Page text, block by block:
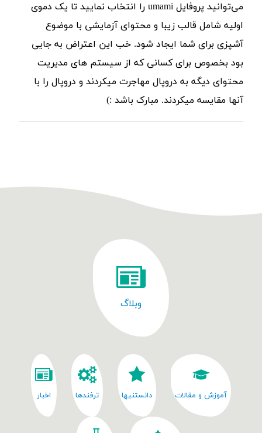
می‌توانید پروفایل umami را انتخاب نمایید تا یک دموی
اولیه شامل قالب زیبا و محتوای آزمایشی با موضوع
آشپزی برای شما ایجاد شود. خب این اعتراض به جایی
بود بخصوص برای کسانی که از سیستم های مدیریت
محتوای دیگه به دروپال مهاجرت میکردند و دروپال را با
آنها مقایسه میکردند. مبارک باشد :)
وبلاگ
آموزش و مقالات دانستنیها ترفندها اخبار